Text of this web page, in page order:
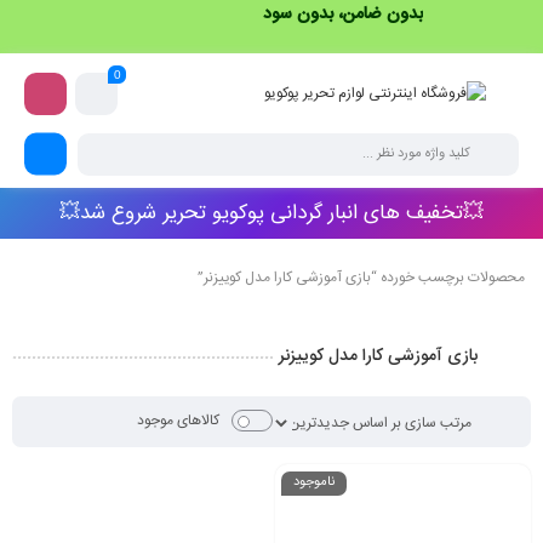
بدون ضامن، بدون سود
0
💥تخفیف های انبار گردانی پوکویو تحریر شروع شد💥
محصولات برچسب خورده “بازی آموزشی کارا مدل کوییزنر”
بازی آموزشی کارا مدل کوییزنر
کالاهای موجود
ناموجود